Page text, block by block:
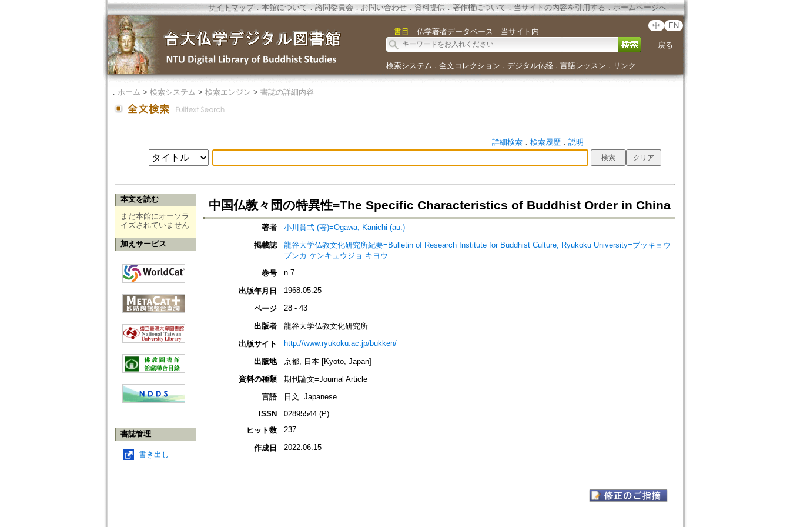
サイトマップ．本館について ． 諮問委員会． お問い合わせ． 資料提供． 著作権について．当サイトの内容を引用する ． ホームページへ
｜ 書目 ｜ 仏学著者データベース ｜ 当サイト内 ｜
中 EN
戻る
検索システム ． 全文コレクション ． デジタル仏経． 言語レッスン ． リンク
． ホーム > 検索システム > 検索エンジン > 書誌の詳細内容
詳細検索． 検索履歴． 説明
本文を読む
まだ本館にオーソラ
イズされていません
加えサービス
書誌管理
書き出し
中国仏教々団の特異性=The Specific Characteristics of Buddhist Order in China
著者
小川貫弌 (著)=Ogawa, Kanichi (au.)
掲載誌
龍谷大学仏教文化研究所紀要=Bulletin of Research Institute for Buddhist Culture, Ryukoku University=ブッキョウ
ブンカ ケンキュウジョ キヨウ
巻号
n.7
出版年月日 1968.05.25
ページ 28 - 43
出版者
龍谷大学仏教文化研究所
出版サイト
http://www.ryukoku.ac.jp/bukken/
出版地
京都, 日本 [Kyoto, Japan]
資料の種類
期刊論文=Journal Article
言語
日文=Japanese
ISSN
02895544 (P)
ヒット数
237
作成日 2022.06.15